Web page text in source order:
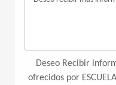
Deseo Recibir
ofrecidos por